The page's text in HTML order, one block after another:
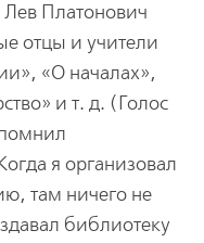
Лев Платонович
отцы и учители
«О началах»,
и т. д. (Голос
я организовал
там ничего не
библиотеку